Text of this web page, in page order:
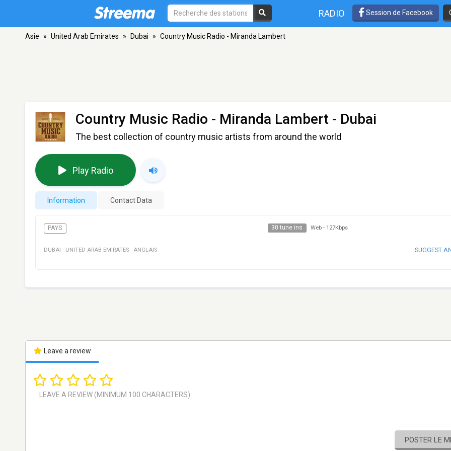
RADIO Session de Facebook
Asie » United Arab Emirates » Dubai » Country Music Radio - Miranda Lambert
Country Music Radio - Miranda Lambert - Dubai
The best collection of country music artists from around the world
Play Radio
Information Contact Data
PAYS 30 tune ins Web - 127Kbps
DUBAI · UNITED ARAB EMIRATES · ANGLAIS SUGGEST
Leave a review
POSTER LE